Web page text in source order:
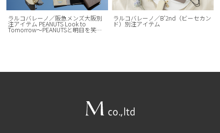
ラルコバレーノ／阪急メンズ大阪別
注アイテム PEANUTS Look to
Tomorrow～PEANUTSと明日を笑顔
ラルコバレーノ／B’2nd（ビーセカン
ド）別注アイテム